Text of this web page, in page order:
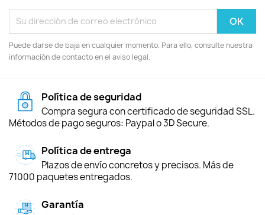
Puede darse de baja en cualquier momento. Para ello, consulte nuestra
información de contacto en el aviso legal.
Política de seguridad
Compra segura con certificado de seguridad SSL.
Métodos de pago seguros: Paypal o 3D Secure.
Política de entrega
Plazos de envío concretos y precisos. Más de
71000 paquetes entregados.
Garantía